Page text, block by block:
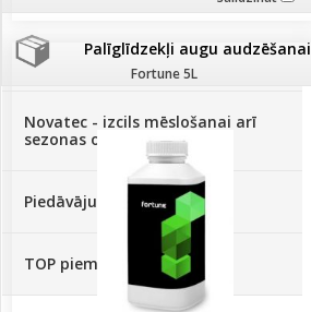
Palīglīdzekļi augu audzēšanai
Klientu Diena
Novatec - izcils mēslošanai arī
sezonas otrajā pusē!
Piedāvājums ābeļdārziem
TOP piemājas dārzam 2024
Fortune 5L